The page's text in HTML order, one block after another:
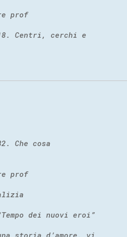
prof
Centri, cerchi e
Che cosa
prof
dei nuovi eroi”
storia d’amore, vi